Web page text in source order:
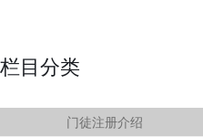
栏目分类
门徒注册介绍